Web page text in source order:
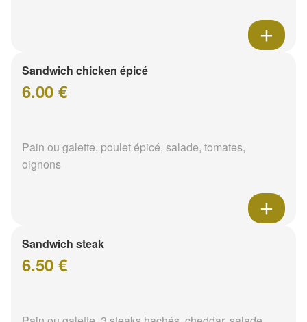
Sandwich chicken épicé
6.00 €
Pain ou galette, poulet épicé, salade, tomates,
oignons
Sandwich steak
6.50 €